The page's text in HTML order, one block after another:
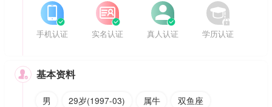


手机认证


实名认证


真人认证


学历认证
 基本资料
男 29岁(1997-03) 属牛
双鱼座